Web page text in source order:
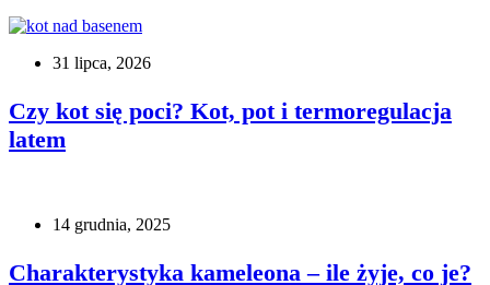
31 lipca, 2026
Czy kot się poci? Kot, pot i termoregulacja
latem
14 grudnia, 2025
Charakterystyka kameleona – ile żyje, co je?